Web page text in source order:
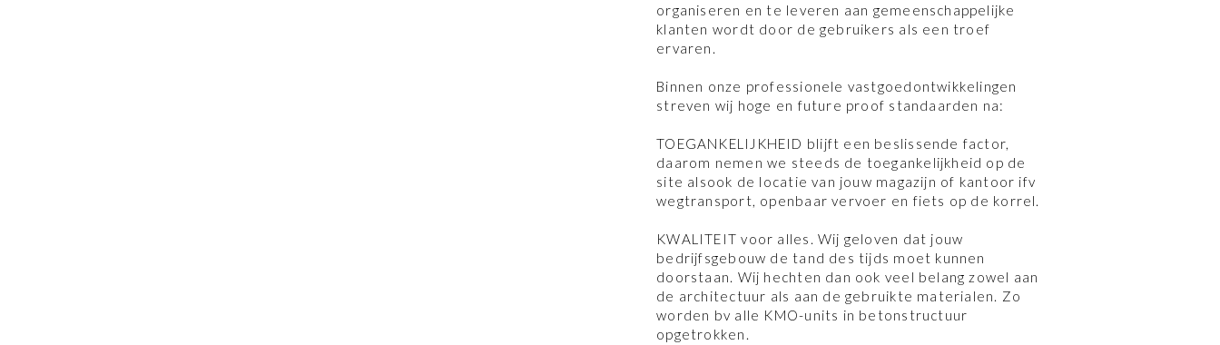
organiseren en te leveren aan gemeenschappelijke
klanten wordt door de gebruikers als een troef
ervaren.
Binnen onze professionele vastgoedontwikkelingen
streven wij hoge en future proof standaarden na:
TOEGANKELIJKHEID blijft een beslissende factor,
daarom nemen we steeds de toegankelijkheid op de
site alsook de locatie van jouw magazijn of kantoor ifv
wegtransport, openbaar vervoer en fiets op de korrel.
KWALITEIT voor alles. Wij geloven dat jouw
bedrijfsgebouw de tand des tijds moet kunnen
doorstaan. Wij hechten dan ook veel belang zowel aan
de architectuur als aan de gebruikte materialen. Zo
worden bv alle KMO-units in betonstructuur
opgetrokken.